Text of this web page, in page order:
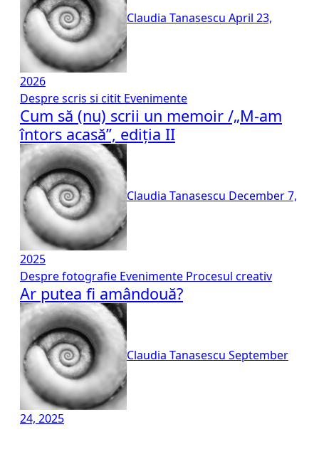
Claudia Tanasescu April 23,
2026
Despre scris si citit Evenimente
Cum să (nu) scrii un memoir /„M-am
întors acasă”, ediția II
Claudia Tanasescu December 7,
2025
Despre fotografie Evenimente Procesul creativ
Ar putea fi amândouă?
Claudia Tanasescu September
24, 2025